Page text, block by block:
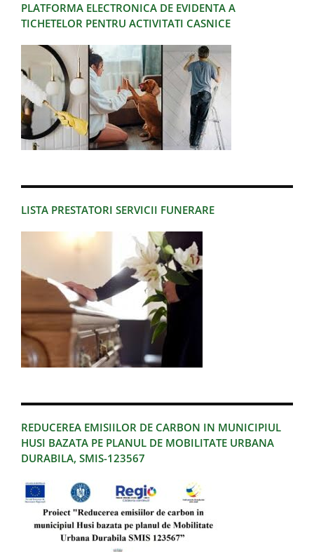
PLATFORMA ELECTRONICA DE EVIDENTA A
TICHETELOR PENTRU ACTIVITATI CASNICE
LISTA PRESTATORI SERVICII FUNERARE
REDUCEREA EMISIILOR DE CARBON IN MUNICIPIUL
HUSI BAZATA PE PLANUL DE MOBILITATE URBANA
DURABILA, SMIS-123567